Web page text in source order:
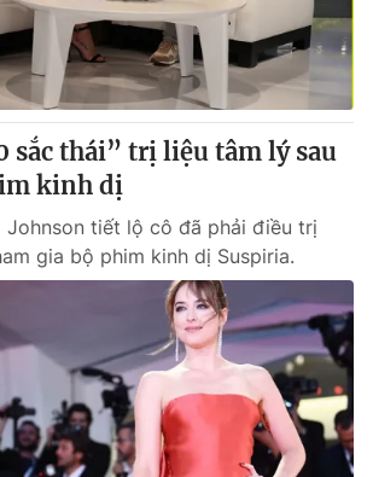
sắc thái” trị liệu tâm lý sau
kinh dị
Johnson tiết lộ cô đã phải điều trị
gia bộ phim kinh dị Suspiria.